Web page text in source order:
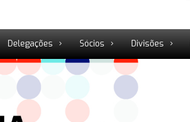
Delegações Sócios Divisões